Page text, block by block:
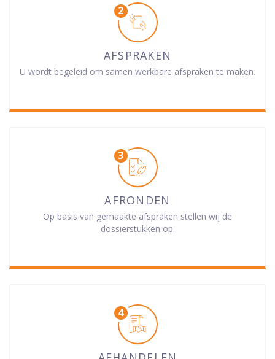
AFSPRAKEN
U wordt begeleid om samen werkbare afspraken te maken.
AFRONDEN
Op basis van gemaakte afspraken stellen wij de
dossierstukken op.